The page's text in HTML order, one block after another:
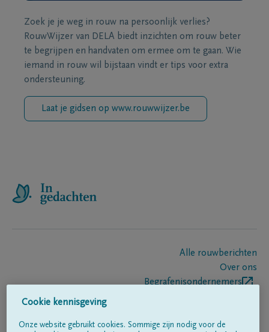
Zoek je je weg in rouw na persoonlijk verlies?
RouwWijzer van DELA biedt inzichten om rouw beter
te begrijpen en handvaten om ermee om te gaan. Wie
iemand in rouw wil bijstaan vindt er tips voor extra
ondersteuning.
Laat je gidsen op www.rouwwijzer.be
Alle rouwberichten
Over ons
Begrafenisondernemers
Cookie kennisgeving
Onze website gebruikt cookies. Sommige zijn nodig voor de